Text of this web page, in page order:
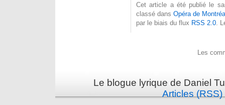
Cet article a été publié le
classé dansOpéra de
par le biais du flux RSS 2.0.
Les
Le blogue lyrique de Daniel
Articles (RSS)